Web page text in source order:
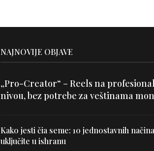
NAJNOVIJE OBJAVE
„Pro-Creator“ – Reels na
nivou, bez potrebe za veštinama
Kako jesti čia seme: 10 jednostavnih
uključite u ishranu